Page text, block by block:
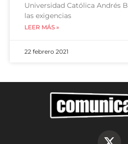
Universidad Católica Andrés
las exigencias
LEER MÁS »
22 febrero 2021